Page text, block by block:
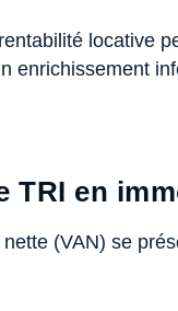
locative
enrichissement
TRI en
(VAN) se